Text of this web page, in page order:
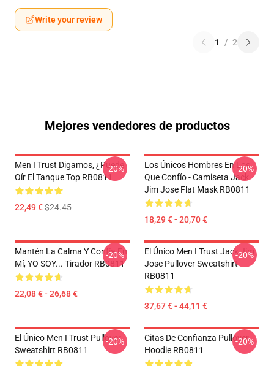
Write your review
1 / 2
Mejores vendedores de productos
Men I Trust Digamos, ¿puede
Oír El Tanque Top RB0811
22,49 €$24.45
-20%
Los Únicos Hombres En Los
Que Confío - Camiseta Jack
Jim Jose Flat Mask RB0811
18,29 € - 20,70 €
-20%
Mantén La Calma Y Confía En
Mí, YO SOY... Tirador RB0811
22,08 € - 26,68 €
-20%
El Único Men I Trust Jack Jim
Jose Pullover Sweatshirt
RB0811
37,67 € - 44,11 €
-20%
El Único Men I Trust Pullover
Sweatshirt RB0811
-20%
Citas De Confianza Pullover
Hoodie RB0811
-20%